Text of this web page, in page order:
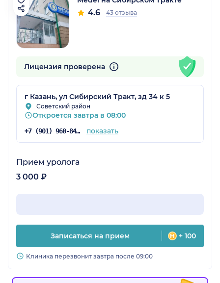
4.6 43 отзыва
Лицензия проверена
г Казань, ул Сибирский Тракт, зд 34 к 5
Советский район
Откроется завтра в 08:00
+7 (901) 960-84-71 показать
Прием уролога
3 000 ₽
Записаться на прием + 100
Клиника перезвонит завтра после 09:00